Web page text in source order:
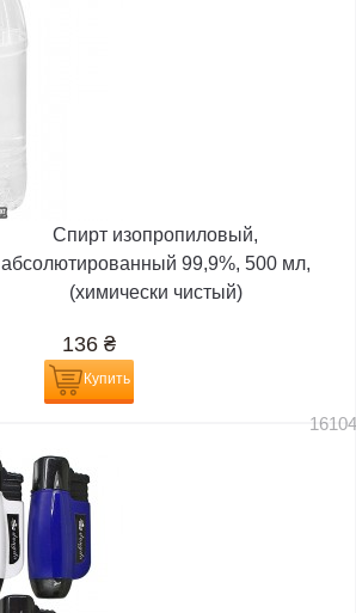
Спирт изопропиловый,
абсолютированный 99,9%, 500 мл,
(химически чистый)
136 ₴
Купить